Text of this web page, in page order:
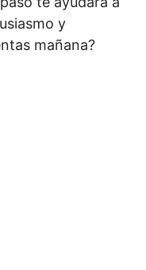
y
mañana?